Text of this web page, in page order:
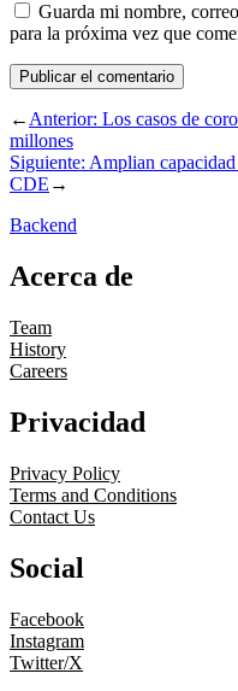
Guarda mi nombre,
para la próxima vez que
←Anterior: Los casos de
millones
Siguiente: Amplian
CDE →
Backend
Acerca de
Team
History
Careers
Privacidad
Privacy Policy
Terms and Conditions
Contact Us
Social
Facebook
Instagram
Twitter/X